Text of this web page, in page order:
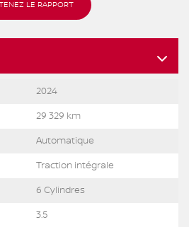
LE RAPPORT
2024
29 329 km
Automatique
Traction intégrale
6 Cylindres
3.5